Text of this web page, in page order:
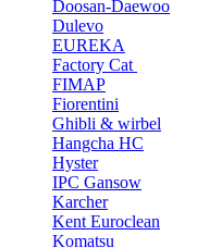
Doosan-Daewoo
Dulevo
EUREKA
Factory Cat
FIMAP
Fiorentini
Ghibli & wirbel
Hangcha HC
Hyster
IPC Gansow
Karcher
Kent Euroclean
Komatsu